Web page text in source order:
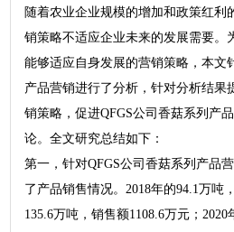
随着农业企业规模的增加和政策红利
销策略不适应企业未来的发展需要。
能够适应自身发展的营销策略，本文
产品营销进行了分析，针对分析结果
销策略，促进QFGS公司香菇系列产
论。全文研究总结如下：
第一，针对QFGS公司香菇系列产品
了产品销售情况。2018年的94.1万吨
135.6万吨，销售额1108.6万元；2020